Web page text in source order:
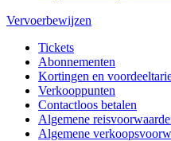
Vervoerbewijzen
Tickets
Abonnementen
Kortingen en
Verkooppunten
Contactloos betalen
Algemene
Algemene